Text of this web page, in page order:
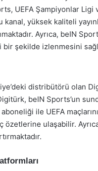
UEFA Şampiyonlar Ligi
kanal, yüksek kaliteli
Ayrıca, beIN
bir şekilde izlenmesini
distribütörü olan
beIN Sports’un
aboneliği ile UEFA
özetlerine ulaşabilir.